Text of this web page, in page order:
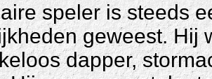
speler is steeds
geweest. Hij
dapper,